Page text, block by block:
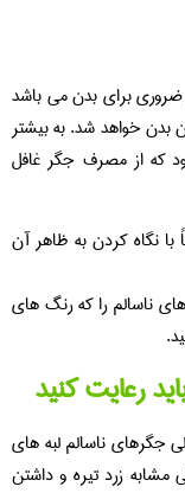
ضروری برای بدن می باشد
بدن خواهد شد. به بیشتر
که از مصرف جگر غافل
نگاه کردن به ظاهر آن
ناسالم را که رنگ های
رعایت کنید
جگرهای ناسالم لبه های
مشابه زرد تیره و داشتن